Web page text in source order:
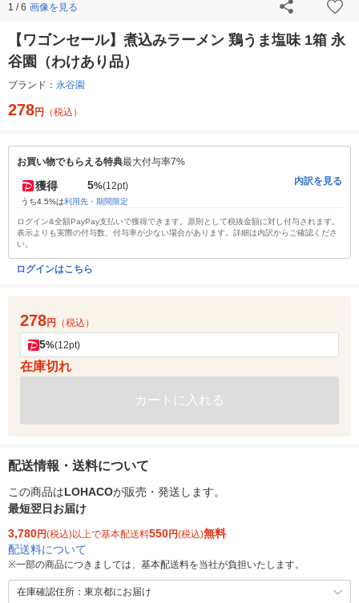
1 / 6 画像を見る
【ワゴンセール】煮込みラーメン 鶏うま塩味 1箱 永
谷園（わけあり品）
ブランド： 永谷園
278円 （税込）
お買い物でもらえる特典最大付与率7%
獲得 5%(12pt)
うち4.5%は利用先・期間限定
内訳を見る
ログイン&全額PayPay支払いで獲得できます。原則として税抜金額に対し付与されます。
表示よりも実際の付与数、付与率が少ない場合があります。詳細は内訳からご確認くださ
い。
ログインはこちら
278円 （税込）
5%(12pt)
在庫切れ
カートに入れる
配送情報・送料について
この商品はLOHACOが販売・発送します。
最短翌日お届け
3,780円(税込)以上で基本配送料550円(税込)無料
配送料について
※一部の商品につきましては、基本配送料を当社が負担いたします。
在庫確認住所：東京都にお届け